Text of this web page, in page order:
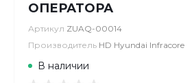
ОПЕРАТОРА
Артикул ZUAQ-00014
Производитель HD Hyundai Infracore
В наличии